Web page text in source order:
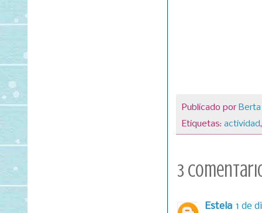
Publicado por Berta
Etiquetas: actividad
3
Estela 1 de